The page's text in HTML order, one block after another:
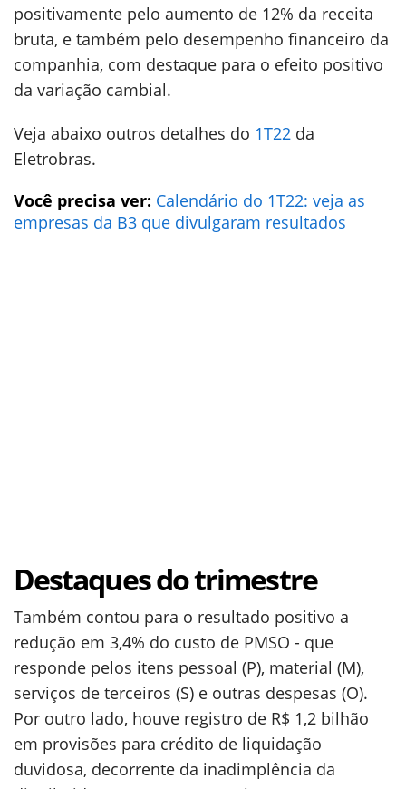
positivamente pelo aumento de 12% da receita
bruta, e também pelo desempenho financeiro da
companhia, com destaque para o efeito positivo
da variação cambial.
Veja abaixo outros detalhes do 1T22 da
Eletrobras.
Você precisa ver: Calendário do 1T22: veja as
empresas da B3 que divulgaram resultados
Destaques do trimestre
Também contou para o resultado positivo a
redução em 3,4% do custo de PMSO - que
responde pelos itens pessoal (P), material (M),
serviços de terceiros (S) e outras despesas (O).
Por outro lado, houve registro de R$ 1,2 bilhão
em provisões para crédito de liquidação
duvidosa, decorrente da inadimplência da